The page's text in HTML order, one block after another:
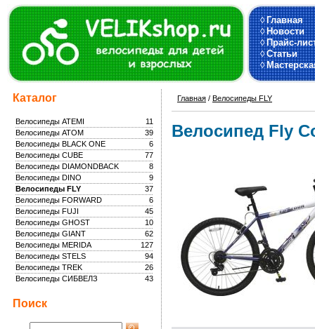
◊Главная
◊Новости
◊Прайс-
◊Статьи
◊
Каталог
11
Велосипеды ATEMI
39
Велосипеды ATOM
6
Велосипеды BLACK ONE
77
Велосипеды CUBE
8
Велосипеды DIAMONDBACK
9
Велосипеды DINO
37
Велосипеды FLY
6
Велосипеды FORWARD
45
Велосипеды FUJI
10
Велосипеды GHOST
62
Велосипеды GIANT
127
Велосипеды MERIDA
94
Велосипеды STELS
26
Велосипеды TREK
43
Велосипеды СИБВЕЛЗ
Поиск
Главная / Велосипеды FLY
Велосипед Fly